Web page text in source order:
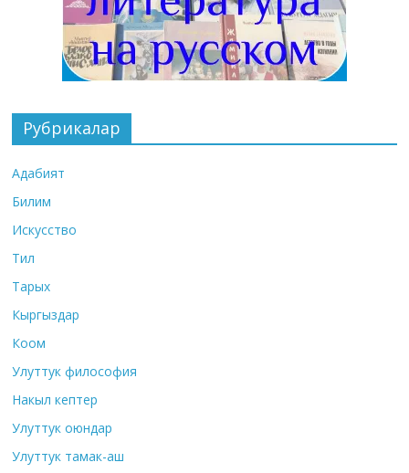
Рубрикалар
Адабият
Билим
Искусство
Тил
Тарых
Кыргыздар
Коом
Улуттук философия
Накыл кептер
Улуттук оюндар
Улуттук тамак-аш